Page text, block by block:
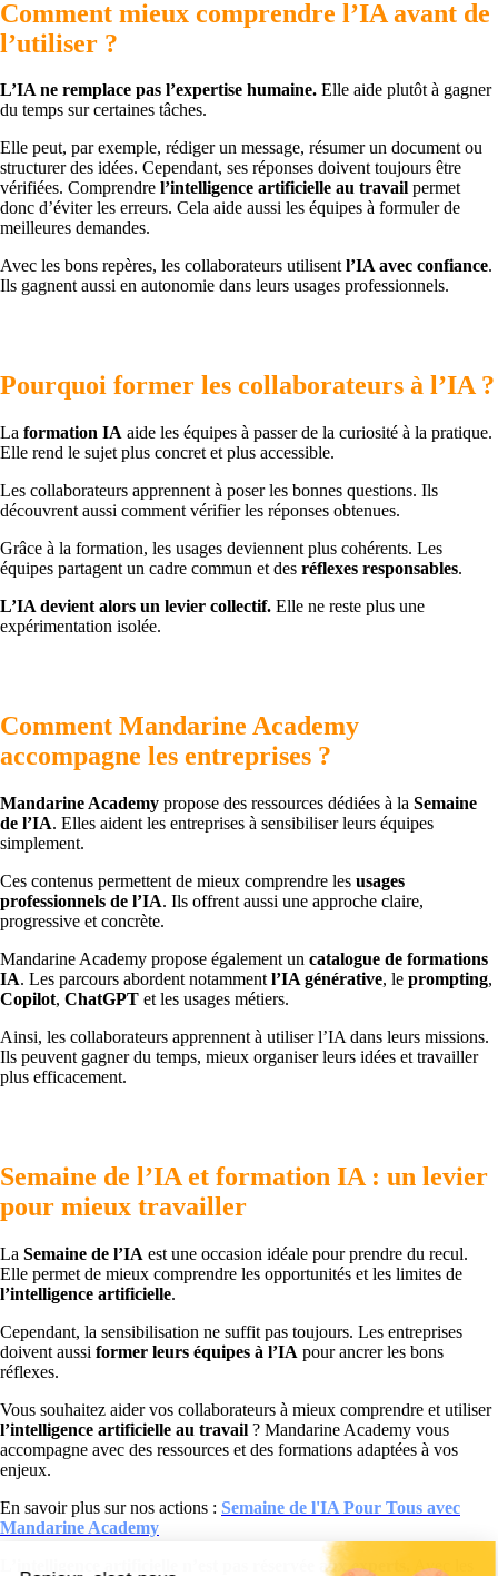
Comment mieux comprendre l’IA avant de
l’utiliser ?
L’IA ne remplace pas l’expertise humaine. Elle aide plutôt à gagner
du temps sur certaines tâches.
Elle peut, par exemple, rédiger un message, résumer un document ou
structurer des idées. Cependant, ses réponses doivent toujours être
vérifiées. Comprendre l’intelligence artificielle au travail permet
donc d’éviter les erreurs. Cela aide aussi les équipes à formuler de
meilleures demandes.
Avec les bons repères, les collaborateurs utilisentl’IA avec confiance.
Ils gagnent aussi en autonomie dans leurs usages professionnels.
Pourquoi former les collaborateurs à l’IA ?
La formation IA aide les équipes à passer de la curiosité à la pratique.
Elle rend le sujet plus concret et plus accessible.
Les collaborateurs apprennent à poser les bonnes questions. Ils
découvrent aussi comment vérifier les réponses obtenues.
Grâce à la formation, les usages deviennent plus cohérents. Les
équipes partagent un cadre commun et des réflexes responsables.
L’IA devient alors un levier collectif. Elle ne reste plus une
expérimentation isolée.
Comment Mandarine Academy
accompagne les entreprises ?
Mandarine Academy propose des ressources dédiées à la Semaine
de l’IA. Elles aident les entreprises à sensibiliser leurs équipes
simplement.
Ces contenus permettent de mieux comprendre les usages
professionnels de l’IA. Ils offrent aussi une approche claire,
progressive et concrète.
Mandarine Academy propose également un catalogue de formations
IA. Les parcours abordent notamment l’IA générative, le prompting,
Copilot, ChatGPT et les usages métiers.
Ainsi, les collaborateurs apprennent à utiliser l’IA dans leurs missions.
Ils peuvent gagner du temps, mieux organiser leurs idées et travailler
plus efficacement.
Semaine de l’IA et formation IA : un levier
pour mieux travailler
La Semaine de l’IA est une occasion idéale pour prendre du recul.
Elle permet de mieux comprendre les opportunités et les limites de
l’intelligence artificielle.
Cependant, la sensibilisation ne suffit pas toujours. Les entreprises
doivent aussi former leurs équipes à l’IA pour ancrer les bons
réflexes.
Vous souhaitez aider vos collaborateurs à mieux comprendre et utiliser
l’intelligence artificielle au travail ? Mandarine Academy vous
accompagne avec des ressources et des formations adaptées à vos
enjeux.
En savoir plus sur nos actions : Semaine de l'IA Pour Tous avec
Mandarine Academy
L’intelligence artificielle n’est pas réservée aux experts.
Avec les